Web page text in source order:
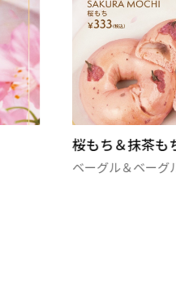
桜もち＆抹茶も
ベーグル＆ベーグ